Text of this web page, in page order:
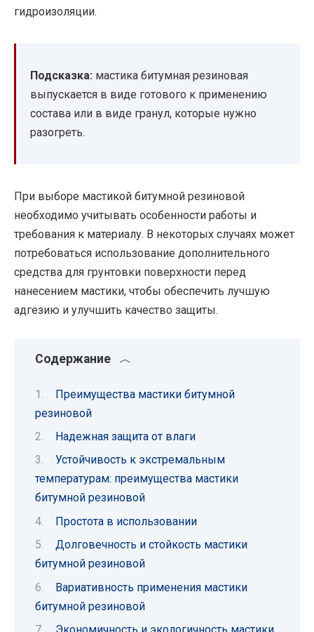
гидроизоляции.
Подсказка: мастика битумная резиновая
выпускается в виде готового к применению
состава или в виде гранул, которые нужно
разогреть.
При выборе мастикой битумной резиновой
необходимо учитывать особенности работы и
требования к материалу. В некоторых случаях может
потребоваться использование дополнительного
средства для грунтовки поверхности перед
нанесением мастики, чтобы обеспечить лучшую
адгезию и улучшить качество защиты.
Содержание
Преимущества мастики битумной
резиновой
Надежная защита от влаги
Устойчивость к экстремальным
температурам: преимущества мастики
битумной резиновой
Простота в использовании
Долговечность и стойкость мастики
битумной резиновой
Вариативность применения мастики
битумной резиновой